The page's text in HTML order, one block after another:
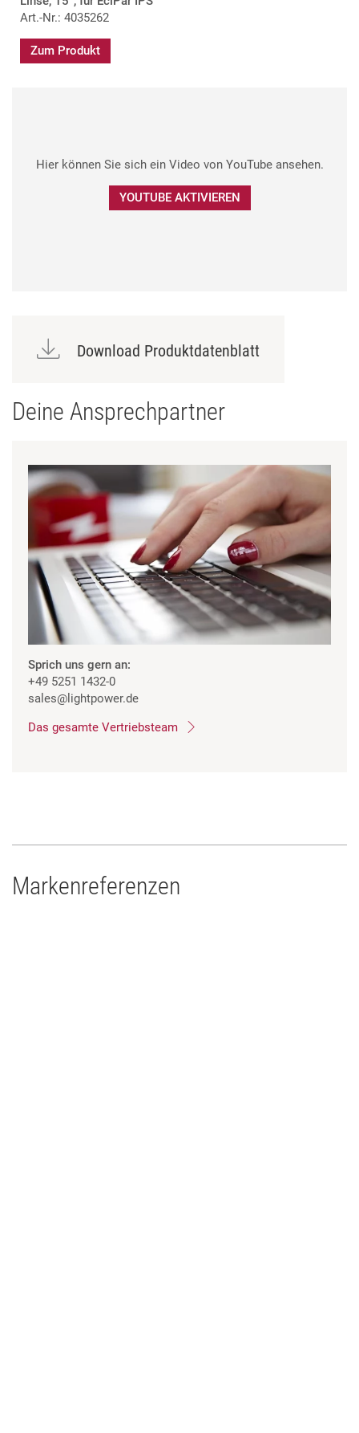
Art.-Nr.: 4035262
Zum Produkt
Hier können Sie sich ein Video von YouTube ansehen.
YOUTUBE AKTIVIEREN
Download Produktdatenblatt
Deine Ansprechpartner
Sprich uns gern an:
+49 5251 1432-0
sales@lightpower.de
Das gesamte Vertriebsteam
Markenreferenzen